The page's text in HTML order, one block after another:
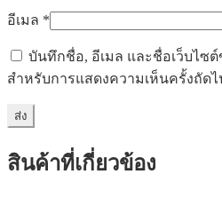
อีเมล *
บันทึกชื่อ, อีเมล และชื่อเว็บไซ
สำหรับการแสดงความเห็นครั้งถัดไ
สินค้าที่เกี่ยวข้อง